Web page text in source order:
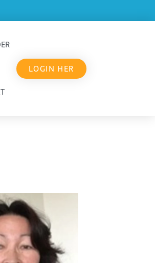
LOGIN HER